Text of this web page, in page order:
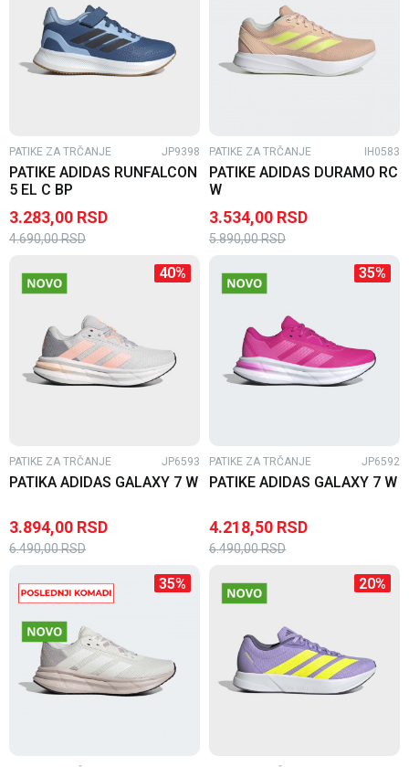
PATIKE ZA TRČANJE JP9398
PATIKE ADIDAS RUNFALCON
5 EL C BP
3.283,00 RSD
4.690,00RSD
PATIKE ZA TRČANJE IH0583
PATIKE ADIDAS DURAMO RC
W
3.534,00 RSD
5.890,00RSD
40%
PATIKE ZA TRČANJE JP6593
PATIKA ADIDAS GALAXY 7 W
3.894,00 RSD
6.490,00RSD
35%
PATIKE ZA TRČANJE JP6592
PATIKE ADIDAS GALAXY 7 W
4.218,50 RSD
6.490,00RSD
35% 20%